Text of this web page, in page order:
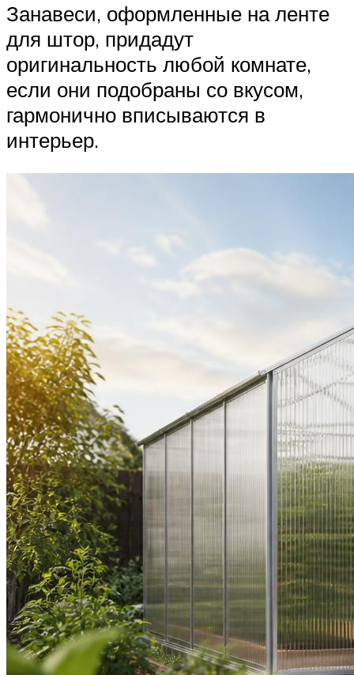
Занавеси, оформленные на ленте
для штор, придадут
оригинальность любой комнате,
если они подобраны со вкусом,
гармонично вписываются в
интерьер.